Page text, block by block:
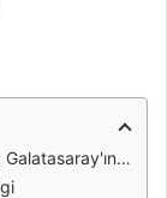
Arenasındaki İhtişamı